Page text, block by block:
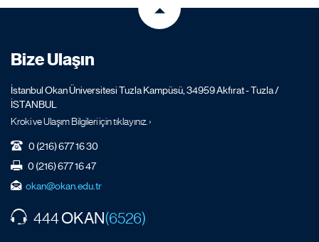
Bize Ulaşın
İstanbul Okan Üniversitesi Tuzla Kampüsü, 34959 Akfırat - Tuzla /
İSTANBUL
Kroki ve Ulaşım Bilgileri için tıklayınız. ›
0 (216) 677 16 30
0 (216) 677 16 47
okan@okan.edu.tr
444OKAN(6526)